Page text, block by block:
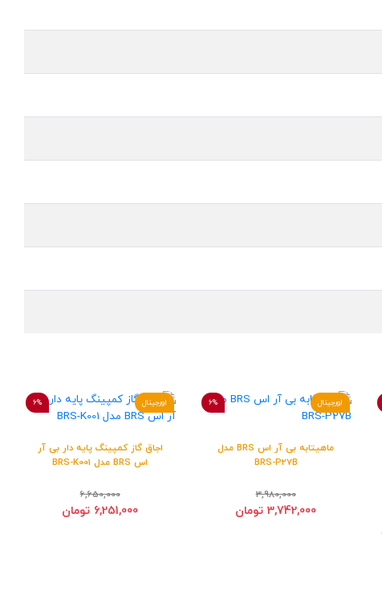
6% اورجینال
ماهیتابه بی آر اس BRS مدل
BRS-P27B
3,980,000
3,742,000 تومان
6% اورجینال
اجاق گاز کمپینگ پایه دار بی آر
اس BRS مدل BRS-K001
6,650,000
6,251,000 تومان